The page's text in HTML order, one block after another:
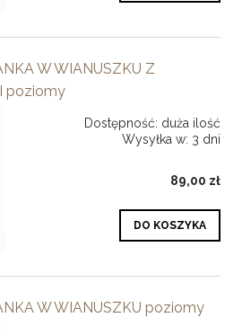
W WIANUSZKU Z
poziomy
Dostępność: duża ilość
Wysyłka w: 3 dni
89,00 zł
DO KOSZYKA
W WIANUSZKU poziomy